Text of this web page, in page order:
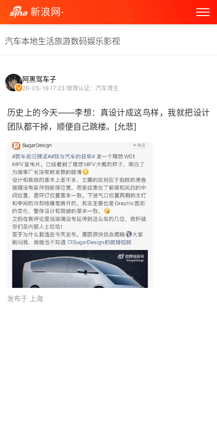
新浪网·
汽车本地生活旅游数码娱乐影视
阿黑驾车子
26-05-19 17:23 微博认证：汽车博主
历史上的今天——李想：真设计成这鸟样，我就把设计
团队都干掉，顺便自己跳楼。[允悲] ​
发布于 上海